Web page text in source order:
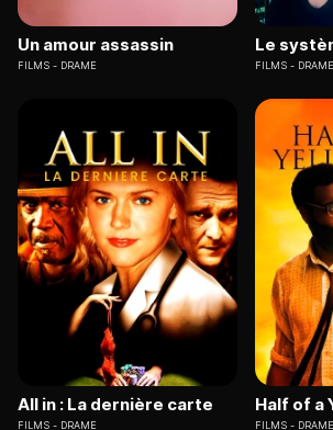
Un amour assassin
FILMS DRAME
Le
FILMS DRAME
All in : La dernière carte
FILMS DRAME
Half of a
FILMS DRAME